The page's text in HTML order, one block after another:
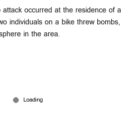
occurred at the residence of a
individuals on a bike threw bombs,
in the area.